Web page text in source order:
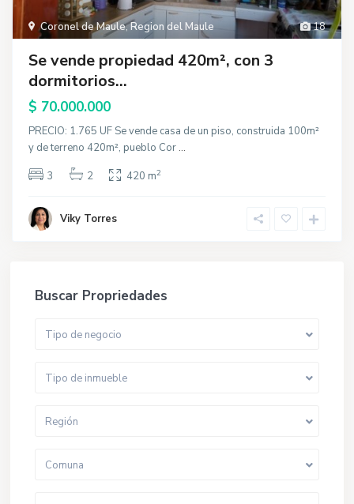
18
Coronel de Maule,Region del Maule
Se vende propiedad 420m², con 3
dormitorios...
$ 70.000.000
PRECIO: 1.765 UF Se vende casa de un piso, construida 100m²
y de terreno 420m², pueblo Cor ...
3
2 420 m2
Viky Torres
Buscar Propriedades
Tipo de negocio
Tipo de inmueble
Región
Comuna